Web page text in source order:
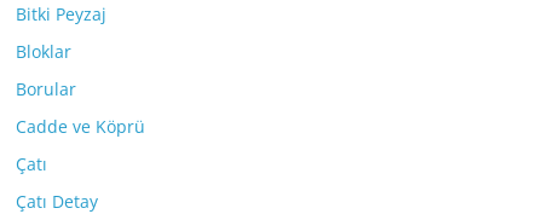
Bitki Peyzaj
Bloklar
Borular
Cadde ve Köprü
Çatı
Çatı Detay